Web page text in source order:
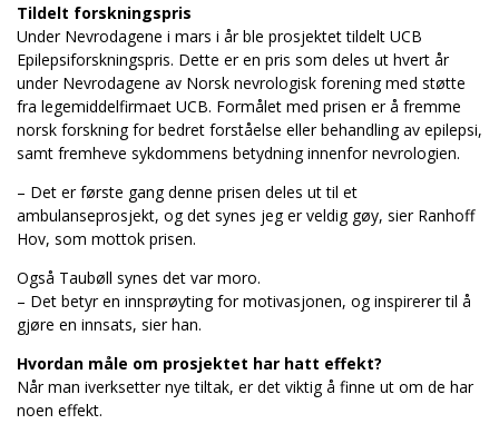
Tildelt forskningspris
Under Nevrodagene i mars i år ble prosjektet tildelt UCB
Epilepsiforskningspris. Dette er en pris som deles ut hvert år
under Nevrodagene av Norsk nevrologisk forening med støtte
fra legemiddelfirmaet UCB. Formålet med prisen er å fremme
norsk forskning for bedret forståelse eller behandling av epilepsi,
samt fremheve sykdommens betydning innenfor nevrologien.
– Det er første gang denne prisen deles ut til et
ambulanseprosjekt, og det synes jeg er veldig gøy, sier Ranhoff
Hov, som mottok prisen.
Også Taubøll synes det var moro.
– Det betyr en innsprøyting for motivasjonen, og inspirerer til å
gjøre en innsats, sier han.
Hvordan måle om prosjektet har hatt effekt?
Når man iverksetter nye tiltak, er det viktig å finne ut om de har
noen effekt.